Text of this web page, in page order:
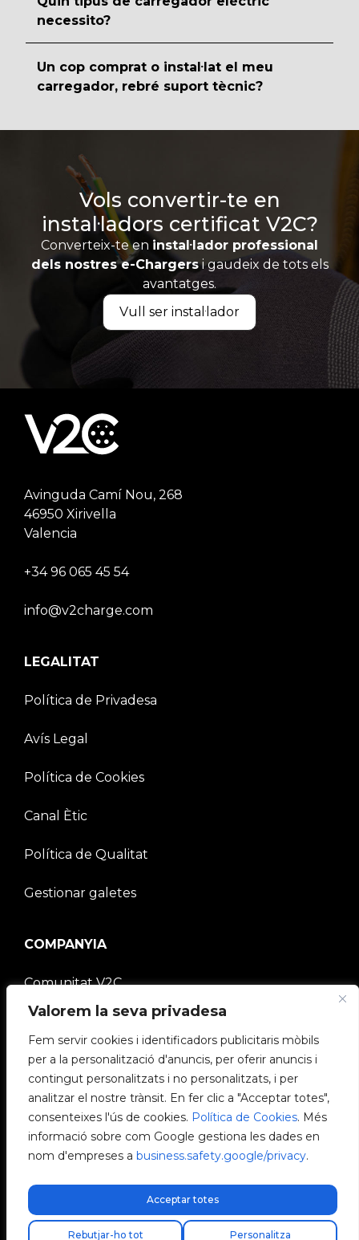
Valorem la seva privadesa
Fem servir cookies i identificadors publicitaris mòbils
per a la personalització d'anuncis, per oferir anuncis i
contingut personalitzats i no personalitzats, i per
analitzar el nostre trànsit. En fer clic a "Acceptar totes",
consenteixes l'ús de cookies. Política de Cookies. Més
informació sobre com Google gestiona les dades en
nom d'empreses a business.safety.google/privacy.
Personalitza
Rebutjar-ho tot
Acceptar totes
necessito?
Un cop comprat o instal·lat el meu
carregador, rebré suport tècnic?
Vols convertir-te en
instal·ladors certificat V2C?
Converteix-te en instal·lador professional
dels nostres e-Chargersi gaudeix de tots els
avantatges.
Vull ser instal·lador
Avinguda Camí Nou, 268
46950 Xirivella
Valencia
+34 96 065 45 54
info@v2charge.com
LEGALITAT
Política de Privadesa
Avís Legal
Política de Cookies
Canal Ètic
Política de Qualitat
Gestionar galetes
COMPANYIA
Comunitat V2C
Treballa amb nosaltres
e-Chargers
V2C Power
V2C Cloud